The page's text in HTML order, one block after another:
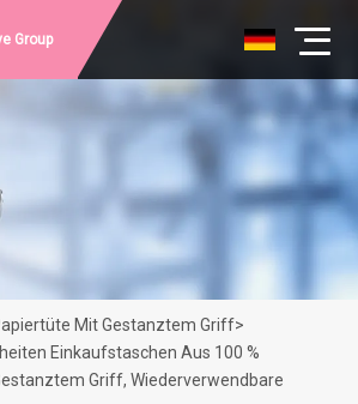
Group
Mit Gestanztem Griff>
Einkaufstaschen Aus 100 %
Griff, Wiederverwendbare